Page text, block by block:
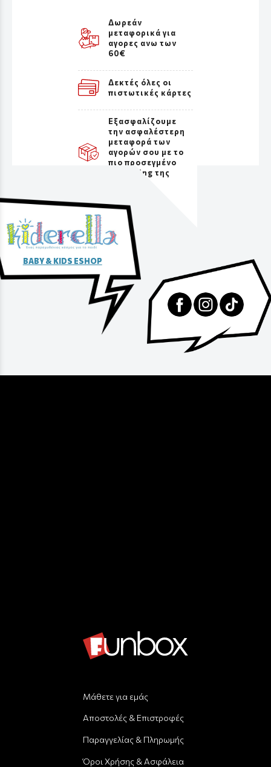
Δωρεάν
μεταφορικά για
αγορες ανω των
60€
Δεκτές όλες οι
πιστωτικές κάρτες
Εξασφαλίζουμε
την ασφαλέστερη
μεταφορά των
αγορών σου με το
πιο προσεγμένο
packaging της
BABY & KIDS ESHOP
Μάθετε για εμάς
Αποστολές & Επιστροφές
Παραγγελίας & Πληρωμής
Όροι Χρήσης & Ασφάλεια